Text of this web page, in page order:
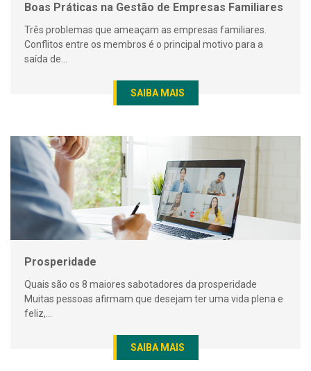
Boas Práticas na Gestão de Empresas Familiares
Três problemas que ameaçam as empresas familiares.
Conflitos entre os membros é o principal motivo para a
saída de...
SAIBA MAIS
Prosperidade
Quais são os 8 maiores sabotadores da prosperidade
Muitas pessoas afirmam que desejam ter uma vida plena e
feliz,...
SAIBA MAIS